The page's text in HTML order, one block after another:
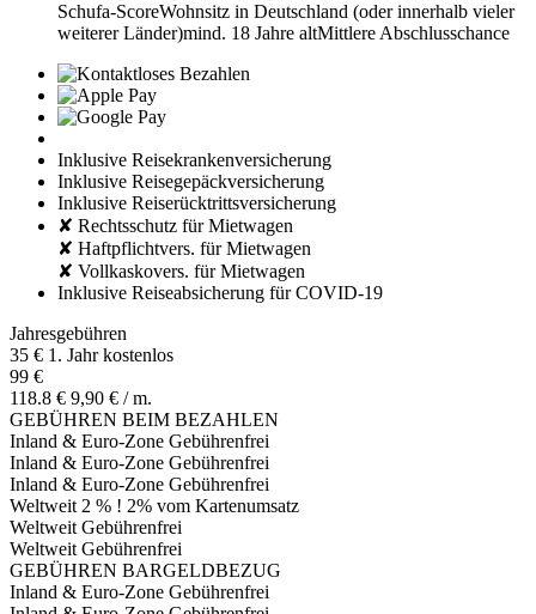
Schufa-ScoreWohnsitz in Deutschland (oder innerhalb vieler
weiterer Länder)mind. 18 Jahre altMittlere Abschlusschance
Inklusive Reisekrankenversicherung
Inklusive Reisegepäckversicherung
Inklusive Reiserücktrittsversicherung
✘ Rechtsschutz für Mietwagen
✘ Haftpflichtvers. für Mietwagen
✘ Vollkaskovers. für Mietwagen
Inklusive Reiseabsicherung für COVID-19
Jahresgebühren
35 € 1. Jahr kostenlos
99 €
118.8 € 9,90 € / m.
GEBÜHREN BEIM BEZAHLEN
Inland & Euro-Zone Gebührenfrei
Inland & Euro-Zone Gebührenfrei
Inland & Euro-Zone Gebührenfrei
Weltweit 2 % ! 2% vom Kartenumsatz
Weltweit Gebührenfrei
Weltweit Gebührenfrei
GEBÜHREN BARGELDBEZUG
Inland & Euro-Zone Gebührenfrei